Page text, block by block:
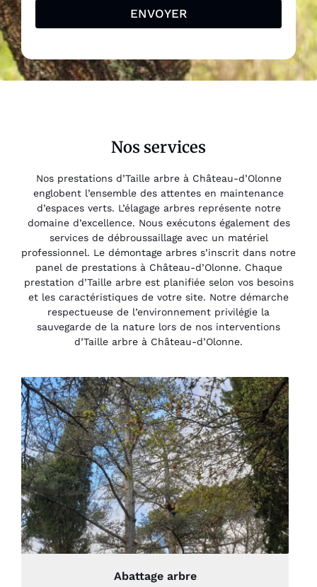
ENVOYER
Nos services
Nos prestations d’Taille arbre à Château-d’Olonne
englobent l’ensemble des attentes en maintenance
d’espaces verts. L’élagage arbres représente notre
domaine d’excellence. Nous exécutons également des
services de débroussaillage avec un matériel
professionnel. Le démontage arbres s’inscrit dans notre
panel de prestations à Château-d’Olonne. Chaque
prestation d’Taille arbre est planifiée selon vos besoins
et les caractéristiques de votre site. Notre démarche
respectueuse de l’environnement privilégie la
sauvegarde de la nature lors de nos interventions
d’Taille arbre à Château-d’Olonne.
Abattage arbre